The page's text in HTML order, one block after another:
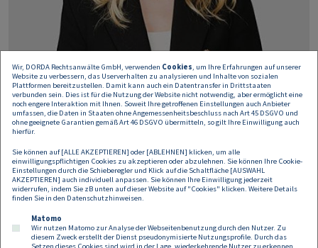
Teresa Stingl
Rechtsanwaltsanwärterin
teresa.stingl@dorda.at
Wir, DORDA Rechtsanwälte GmbH, verwenden Cookies, um Ihre Erfahrungen auf unserer
Website zu verbessern, das Userverhalten zu analysieren und Inhalte von sozialen
Plattformen bereitzustellen. Damit kann auch ein Datentransfer in Drittstaaten
verbunden sein. Dies ist für die Nutzung der Website nicht notwendig, aber ermöglicht eine
noch engere Interaktion mit Ihnen. Soweit Ihre getroffenen Einstellungen auch Anbieter
umfassen, die Daten in Staaten ohne Angemessenheitsbeschluss nach Art 45 DSGVO und
ohne geeignete Garantien gemäß Art 46 DSGVO übermitteln, so gilt Ihre Einwilligung auch
hierfür.
Sie können auf [ALLE AKZEPTIEREN] oder [ABLEHNEN] klicken, um alle
einwilligungspflichtigen Cookies zu akzeptieren oder abzulehnen. Sie können Ihre Cookie-
Einstellungen durch die Schieberegler und Klick auf die Schaltfläche [AUSWAHL
AKZEPTIEREN] auch individuell anpassen. Sie können Ihre Einwilligung jederzeit
widerrufen, indem Sie zB unten auf dieser Website auf "Cookies" klicken. Weitere Details
finden Sie in den Datenschutzhinweisen.
Matomo
Wir nutzen Matomo zur Analyse der Webseitenbenutzung durch den Nutzer. Zu
diesem Zweck erstellt der Dienst pseudonymisierte Nutzungsprofile. Durch das
Setzen dieses Cookies sind wird in der Lage, wiederkehrende Nutzer zu erkennen